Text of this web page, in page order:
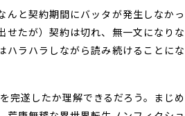
と契約期間にバッタが発生しなかっ
せたが）契約は切れ、無一文になりな
ラハラしながら読み続けることにな
完遂したか理解できるだろう。まじめ